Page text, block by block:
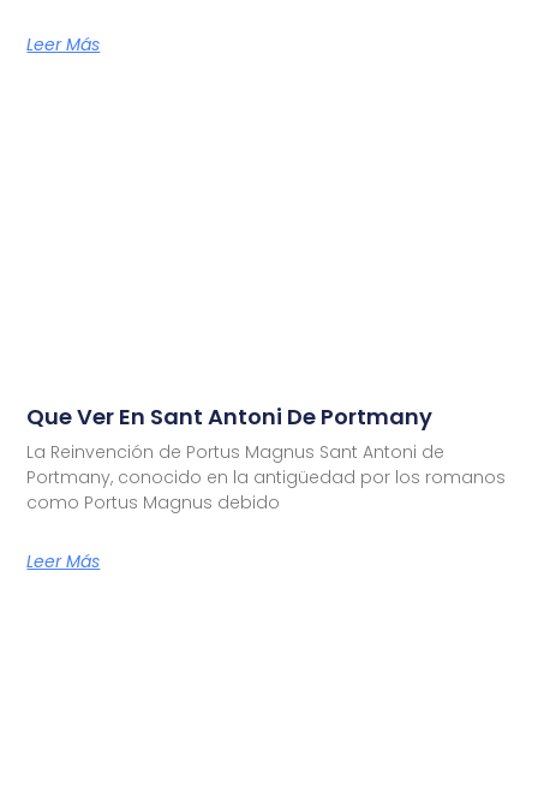
Leer Más
Que Ver En Sant Antoni De Portmany
La Reinvención de Portus Magnus Sant Antoni de
Portmany, conocido en la antigüedad por los romanos
como Portus Magnus debido
Leer Más